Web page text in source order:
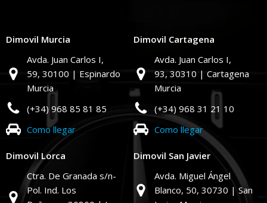
Dimovil Murcia
Avda. Juan Carlos I,
59, 30100 | Espinardo
Murcia
(+34) 968 85 81 85
Como llegar
Dimovil Cartagena
Avda. Juan Carlos I,
93, 30310 | Cartagena
Murcia
(+34) 968 31 21 10
Como llegar
Dimovil Lorca
Ctra. De Granada s/n-
Pol. Ind. Los
Dimovil San Javier
Avda. Miguel Ángel
Blanco, 50, 30730 | San